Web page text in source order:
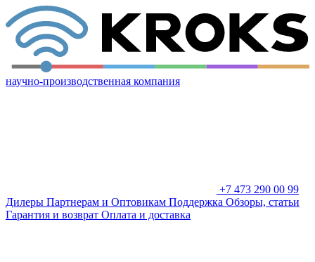
научно-производственная компания
+7 473 290 00 99
Дилеры Партнерам и Оптовикам Поддержка Обзоры, статьи
Гарантия и возврат Оплата и доставка